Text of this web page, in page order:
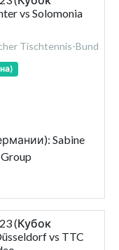
vs Solomonia
Tischtennis-Bund
Sabine
(Кубок
vs TTC